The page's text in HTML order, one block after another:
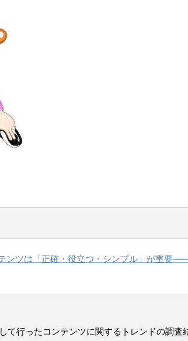
ンツは「正確・役立つ・シンプル」が重要
て行ったコンテンツに関するトレンドの調査